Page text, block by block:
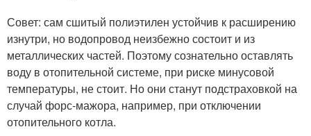
Совет: сам сшитый полиэтилен устойчив к расширению
изнутри, но водопровод неизбежно состоит и из
металлических частей. Поэтому сознательно оставлять
воду в отопительной системе, при риске минусовой
температуры, не стоит. Но они станут подстраховкой на
случай форс-мажора, например, при отключении
отопительного котла.